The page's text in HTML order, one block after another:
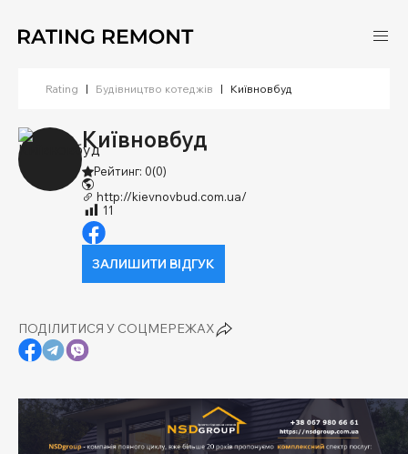
Rating | Будівництво котеджів | Київновбуд
Київновбуд
Рейтинг: 0(0)
http://kievnovbud.com.ua/
11
ЗАЛИШИТИ ВІДГУК
ПОДІЛИТИСЯ У СОЦМЕРЕЖАХ